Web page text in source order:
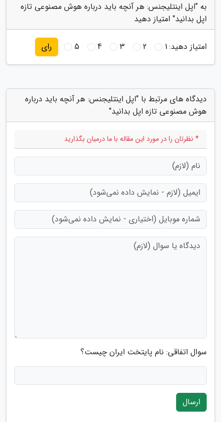
به "اپل اینتلیجنس: هر آنچه باید درباره هوش مصنوعی تازه
اپل بدانید" امتیاز دهید
امتیاز دهید:1
2
3
4
5 رای
دیدگاه های مرتبط با "اپل اینتلیجنس: هر آنچه باید درباره
هوش مصنوعی تازه اپل بدانید"
* نظرتان را در مورد این مقاله با ما درمیان بگذارید
سوال اتفاقی: نام پایتخت ایران چیست؟
ارسال